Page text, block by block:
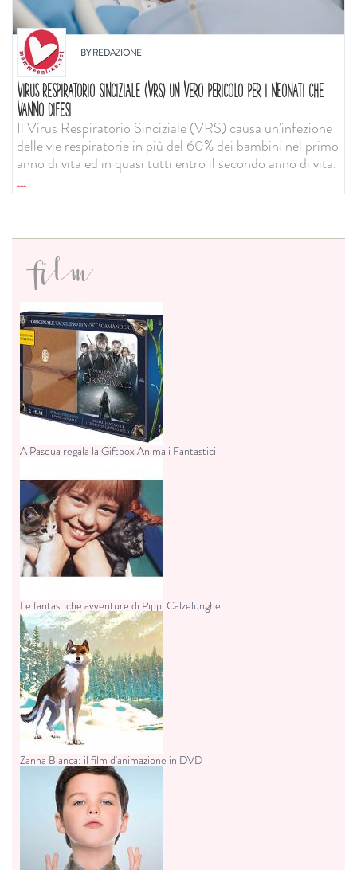
BYREDAZIONE
VIRUS RESPIRATORIO SINCIZIALE (VRS) UN VERO PERICOLO PER I NEONATI CHE
VANNO DIFESI
Il Virus Respiratorio Sinciziale (VRS) causa un’infezione
delle vie respiratorie in più del 60% dei bambini nel primo
anno di vita ed in quasi tutti entro il secondo anno di vita.
...
film
A Pasqua regala la Giftbox Animali Fantastici
Le fantastiche avventure di Pippi Calzelunghe
Zanna Bianca: il film d'animazione in DVD